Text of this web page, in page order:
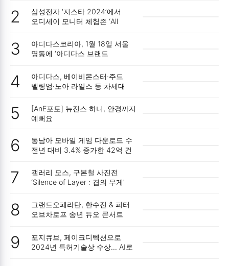
2
삼성전자 ‘지스타 2024’에서
오디세이 모니터 체험존 ‘All
3
아디다스코리아, 1월 18일 서울
명동에 ‘아디다스 브랜드
4
아디다스, 베이비몬스터·주드
벨링엄·노아 라일스 등 차세대
Z.N.E. 컬렉션 론칭
5
[AnE포토] 뉴진스 하니, 안경까지
예뻐요
6
동남아 모바일 게임 다운로드 수
전년 대비 3.4% 증가한 42억 건
성장하며 전체 다운로드 수의 41%
차지
7
갤러리 모스, 구본철 사진전
‘Silence of Layer : 겹의 무게’
8
그랜드오페라단, 한수진 & 피터
오브차로프 송년 듀오 콘서트
9
포지큐브, 페이크디텍션으로
2024년 특허기술상 수상… AI로